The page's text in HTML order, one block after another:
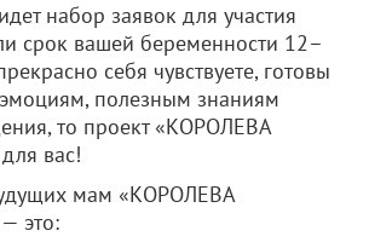
набор заявок для участия
срок вашей беременности 12–
себя чувствуете, готовы
полезным знаниям
то проект «КОРОЛЕВА
вас!
мам «КОРОЛЕВА
это: